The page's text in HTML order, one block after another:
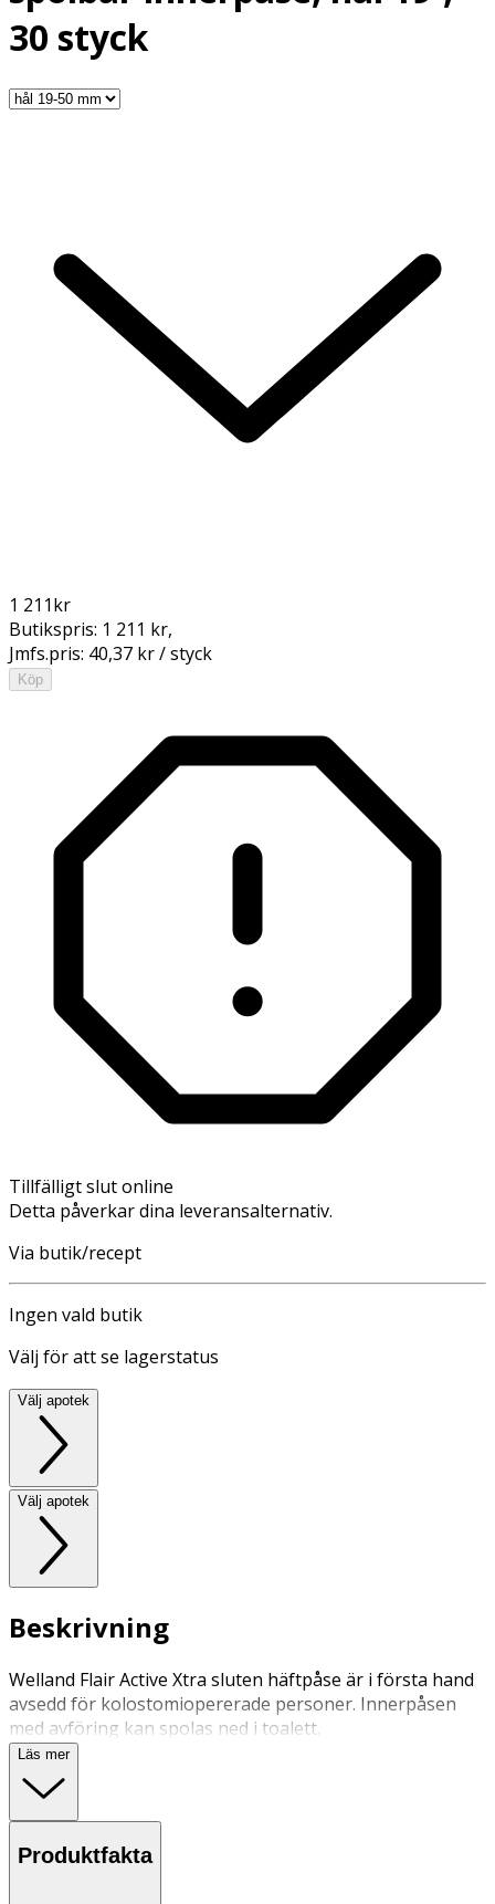
30 styck
1 211kr
Butikspris: 1 211 kr,
Jmfs.pris: 40,37 kr / styck
Köp
Tillfälligt slut online
Detta påverkar dina leveransalternativ.
Via butik/recept
Ingen vald butik
Välj för att se lagerstatus
Välj apotek
Välj apotek
Beskrivning
Welland Flair Active Xtra sluten häftpåse är i första hand
avsedd för kolostomiopererade personer. Innerpåsen
med avföring kan spolas ned i toalett.
Läs mer
Produktfakta